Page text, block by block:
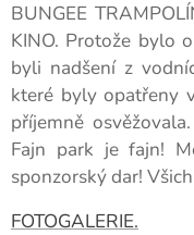
BUNGEE
KINO. Protože bylo
byli nadšení z
které byly opatřeny
příjemně
Fajn park je fajn!
sponzorský dar!
FOTOGALERIE.